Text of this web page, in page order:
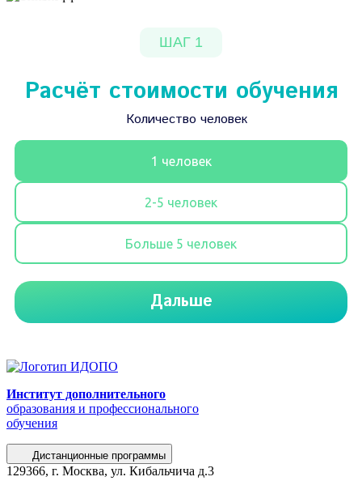
Институт дополнительного
образования и профессионального
обучения
Дистанционные программы
129366, г. Москва, ул. Кибальчича д.3